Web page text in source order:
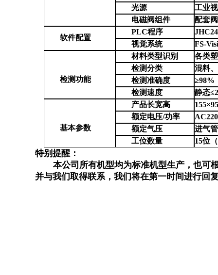
光源
工业
电磁阀组件
配套
软件配置
PLC程序
视觉系统
FS-
检测功能
材料类型识别
各类
检测分类
混料
检测准确度
≥98%
检测速度
静态
基本参数
产品长宽高
额定电压/功率
额定气压
进气管
工位数量
15位
特别提醒：
本公司所有机型均为标准机型生产，也可
并与我们取得联系，我们将在第一时间进行回